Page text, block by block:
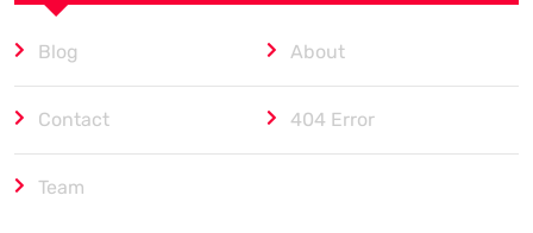
Blog About
Contact 404 Error
Team